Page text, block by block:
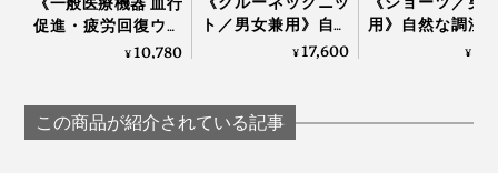
レディスが「ネイビー」と「サクラ」。それぞれ２色展
開。リカバリーウエアというとブラックのイメージがあ
りますが、部屋の中では明るい色を着たいというニーズ
促進・疲労回復ウエ
ア》テラヘルツ鉱石
WEAR」｜遠赤技研
¥10,780
ト／男女兼用》自然
な調湿・調温・防
WEAR シームレス ク
ルーネック」｜
¥17,600
用》自然な調湿
温・防臭、フリ
¥
この商品が紹介されている記事